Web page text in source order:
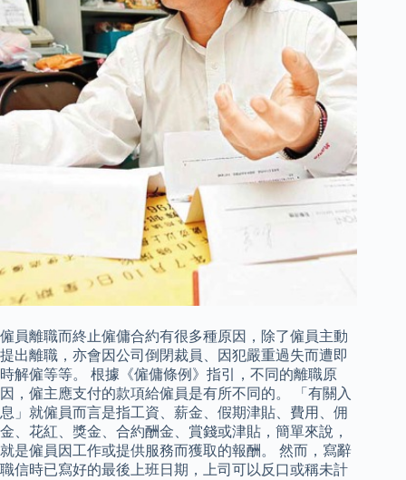
僱員離職而終止僱傭合約有很多種原因，除了僱員主動
提出離職，亦會因公司倒閉裁員、因犯嚴重過失而遭即
時解僱等等。 根據《僱傭條例》指引，不同的離職原
因，僱主應支付的款項給僱員是有所不同的。 「有關入
息」就僱員而言是指工資、薪金、假期津貼、費用、佣
金、花紅、獎金、合約酬金、賞錢或津貼，簡單來說，
就是僱員因工作或提供服務而獲取的報酬。 然而，寫辭
職信時已寫好的最後上班日期，上司可以反口或稱未計